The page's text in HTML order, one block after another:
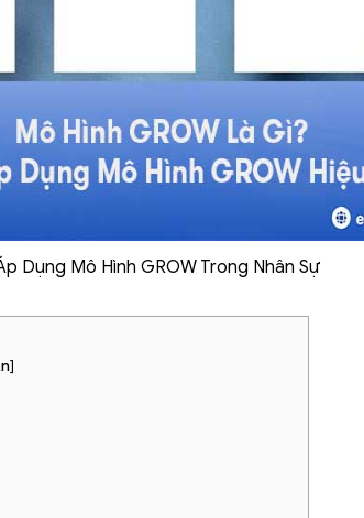
Dụng Mô Hình GROW Trong Nhân Sự
]